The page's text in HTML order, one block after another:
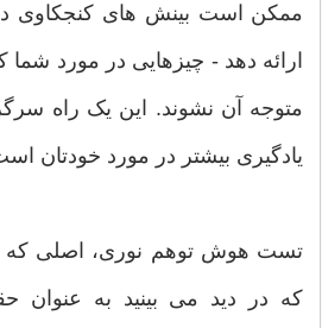
ممکن است بینش های کنجکاوی
ارائه دهد - چیزهایی در مورد
متوجه آن نشوند. این یک راه
یادگیری بیشتر در مورد خودتان
تست هوش توهم نوری، اصلی که
که در دید می بینید به عنوان